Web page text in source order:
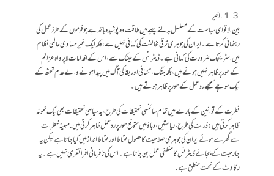
１３. اخیر
بین الاقوامی سیاست کے مسلسل بدلتے پہیے میں طاقت وہ پوشیدہ ہاتھ ہے جو قوموں کے طرز عمل کی
رہنمائی کرتا ہے۔ ایران کی جوہری ترقی مخالفت کی کہانی نہیں ہے، بلکہ ایک غیر مساوی عالمی نظام
میں اسٹریٹجک ضرورت کی کہانی ہے۔ ڈیٹرنس کے عینک سے، اس کے اقدامات لاپرواہ عزائم
کے طور پر ظاہر نہیں ہوتے ہیں، بلکہ جنگ، تنہائی اور بقا کی آگ میں پیدا ہونے والے عدم تحفظ کے
ایک سوچے سمجھے ردعمل کے طور پر ظاہر ہوتے ہیں۔
فطرت کے قوانین کے بارے میں تمام سائنسی تحقیقات کی طرح، یہ سیاسی تحقیقات بھی ایک نمونہ
ظاہر کرتی ہیں: ذرات کی طرح، ریاستیں، دباؤ میں متوقع طور پر رد عمل ظاہر کرتی ہیں. مبینہ خطرات
سے گھرے ہوئے ایران کی جوہری صلاحیت کا حصول محتاط اور محتاط انداز میں کیا جاتا ہے لیکن یہ
جارحیت کے بجائے ڈیٹرنس کا منطقی عمل بن جاتا ہے۔ اس کی نافرمانی افراتفری نہیں ہے۔ یہ
رکاوٹ کے تحت منطق ہے.